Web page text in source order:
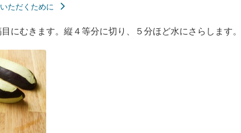
ただくために
にむきます。縦４等分に切り、５分ほど水にさらします。